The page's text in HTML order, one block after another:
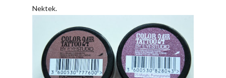
Nektek.